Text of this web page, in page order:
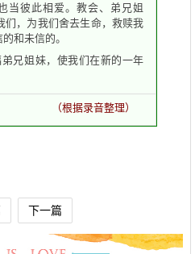
当彼此相爱。教会、弟兄姐
们，为我们舍去生命，救赎我
和未信的。
兄姐妹，使我们在新的一年
（根据录音整理）
下一篇